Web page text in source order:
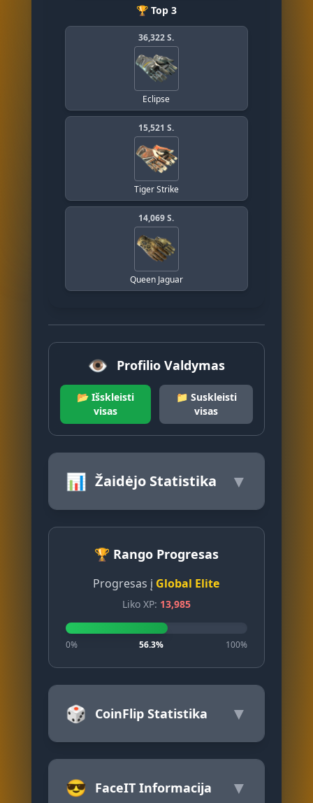
🏆 Top 3
36,322 S.
Eclipse
15,521 S.
Tiger Strike
14,069 S.
Queen Jaguar
👁️ Profilio Valdymas
📂 Išskleisti
visas
📁 Suskleisti
visas
📊 Žaidėjo Statistika ▼
🏆 Rango Progresas
Progresas į Global Elite
Liko XP: 13,985
0% 56.3% 100%
🎲 CoinFlip Statistika ▼
😎 FaceIT Informacija ▼